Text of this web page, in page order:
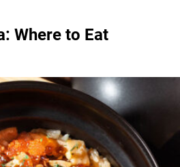
Where to Eat